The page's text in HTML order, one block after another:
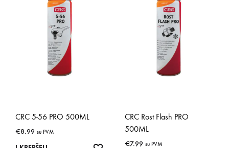
CRC 5-56 PRO 500ML
€8.99 su PVM
CRC Rost Flash PRO
500ML
€7.99 su PVM